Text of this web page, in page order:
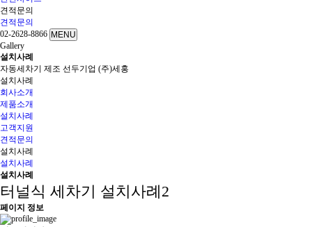
견적문의
견적문의
02-2628-8866 MENU
Gallery
설치 사례
자동세차기 제조 선두기업 (주)세홍
설치사례
회사소개
제품소개
설치사례
고객지원
견적문의
설치사례
설치사례
설치사례
터널식 세차기 설치사례2
페이지 정보